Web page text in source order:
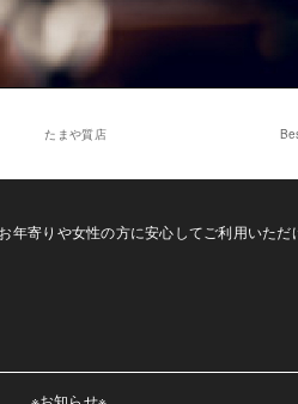
たまや質店
年寄りや女性の方に安心してご利用いただ
※お知らせ※